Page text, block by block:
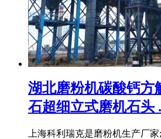
湖北磨粉机碳酸钙方
石超细立式磨机石头
上海科利瑞克是磨粉机生产厂